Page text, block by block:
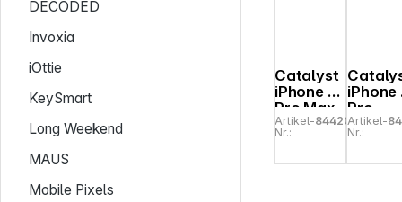
DECODED
Invoxia
iOttie
KeySmart
Long Weekend
MAUS
Mobile Pixels
Catalyst
iPhone 15
Pro Max
Wasserdi
chtes
Artikel-
Nr.:
844209
iPhone
Pro
chtes
Artikel-
Nr.: